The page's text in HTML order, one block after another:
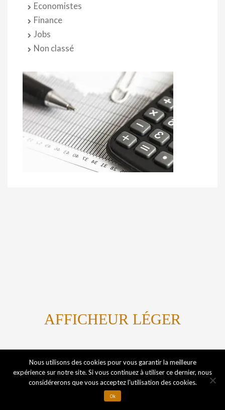
Economistes
Finance
Jobs
Non classé
AFFICHEUR LÉGER
Mentions légales
Nous utilisons des cookies pour vous garantir la meilleure
expérience sur notre site. Si vous continuez à utiliser ce dernier, nous
considérerons que vous acceptez l'utilisation des cookies.
Ok